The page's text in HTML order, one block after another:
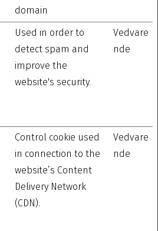
domain
Used in order to
detect spam and
improve the
website's security.
Vedvare
nde
Control cookie used
in connection to the
website’s Content
Delivery Network
(CDN).
Vedvare
nde